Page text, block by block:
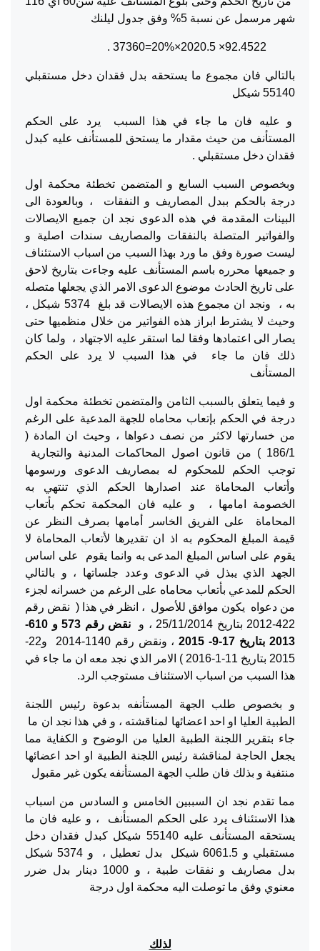
شهر مرسمل عن نسبة 5% وفق جدول ليلنك
بالتالي فان مجموع ما يستحقه بدل فقدان دخل مستقبلي
55140 شيكل
و عليه فان ما جاء في هذا السبب يرد على الحكم
المستأنف من حيث مقدار ما يستحق للمستأنف عليه كبدل
فقدان دخل مستقبلي .
وبخصوص السبب السابع و المتضمن تخطئة محكمة اول
درجة بالحكم ببدل المصاريف و النفقات ، وبالعودة الى
البينات المقدمة في هذه الدعوى نجد ان جميع الايصالات
والفواتير المتصلة بالنفقات والمصاريف سندات اصلية و
ليست صورة وفق ما ورد بهذا السبب من اسباب الاستئناف
و جميعها محرره باسم المستأنف عليه وجاءت بتاريخ لاحق
على تاريخ الحادث موضوع الدعوى الامر الذي يجعلها متصله
به ، ونجد ان مجموع هذه الايصالات قد بلغ 5374 شيكل ،
وحيث لا يشترط ابراز هذه الفواتير من خلال منظميها حتى
يصار الى اعتمادها وفقا لما استقر عليه الاجتهاد ، ولما كان
ذلك فان ما جاء في هذا السبب لا يرد على الحكم
المستأنف
و فيما يتعلق بالسبب الثامن والمتضمن تخطئة محكمة اول
درجة في الحكم بإتعاب محاماه للجهة المدعية على الرغم
من خسارتها لاكثر من نصف دعواها ، وحيث ان المادة (
186/1 ) من قانون اصول المحاكمات المدنية والتجارية
توجب الحكم للمحكوم له بمصاريف الدعوى ورسومها
وأتعاب المحاماة عند اصدارها الحكم الذي تنتهي به
الخصومة امامها ، و عليه فان المحكمة تحكم بأتعاب
المحاماة على الفريق الخاسر أمامها بصرف النظر عن
قيمة المبلغ المحكوم به اذ ان تقديرها لأتعاب المحاماة لا
يقوم على اساس المبلغ المدعى به وانما يقوم على اساس
الجهد الذي يبذل في الدعوى وعدد جلساتها ، و بالتالي
الحكم للمدعي بأتعاب محاماه على الرغم من خسرانه لجزء
من دعواه يكون موافق للأصول ، انظر في هذا ( نقض رقم
422-2012 بتاريخ 25/11/2014 ، و
نقض رقم 573 و 610-
2013 بتاريخ 17-9- 2015
، ونقض رقم 1140-2014 و22-
2015 بتاريخ 11-1-2016 ) الامر الذي نجد معه ان ما جاء في
هذا السبب من اسباب الاستئناف مستوجب الرد.
و بخصوص طلب الجهة المستأنفه بدعوة رئيس اللجنة
الطبية العليا او احد اعضائها لمناقشته ، و في هذا نجد ان ما
جاء بتقرير اللجنة الطبية العليا من الوضوح و الكفاية مما
يجعل الحاجة لمناقشة رئيس اللجنة الطبية او احد اعضائها
منتفية و بذلك فان طلب الجهة المستأنفه يكون غير مقبول
مما تقدم نجد ان السببين الخامس و السادس من اسباب
هذا الاستئناف يرد على الحكم المستأنف ، و عليه فان ما
يستحقه المستأنف عليه 55140 شيكل كبدل فقدان دخل
مستقبلي و 6061.5 شيكل بدل تعطيل ، و 5374 شيكل
بدل مصاريف و نفقات طبية ، و 1000 دينار بدل ضرر
معنوي وفق ما توصلت اليه محكمة اول درجة
لذلك